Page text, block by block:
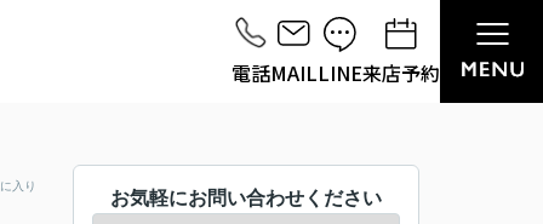
電話MAILLINE来店予約
入り
お気軽にお問い合わせください